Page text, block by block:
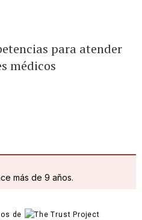
para atender
médicos
más de 9 años.
de